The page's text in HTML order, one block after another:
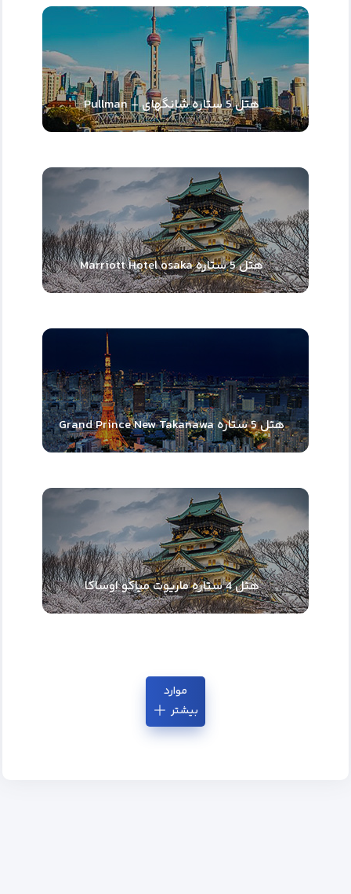
هتل 5 ستاره شانگهای – Pullman
هتل 5 ستاره Marriott Hotel osaka
هتل 5 ستاره Grand Prince New Takanawa
هتل 4 ستاره ماریوت میاکو اوساکا
موارد
بیشتر